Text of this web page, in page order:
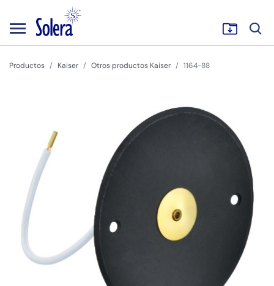
Productos Kaiser Otros productos Kaiser 1164-88